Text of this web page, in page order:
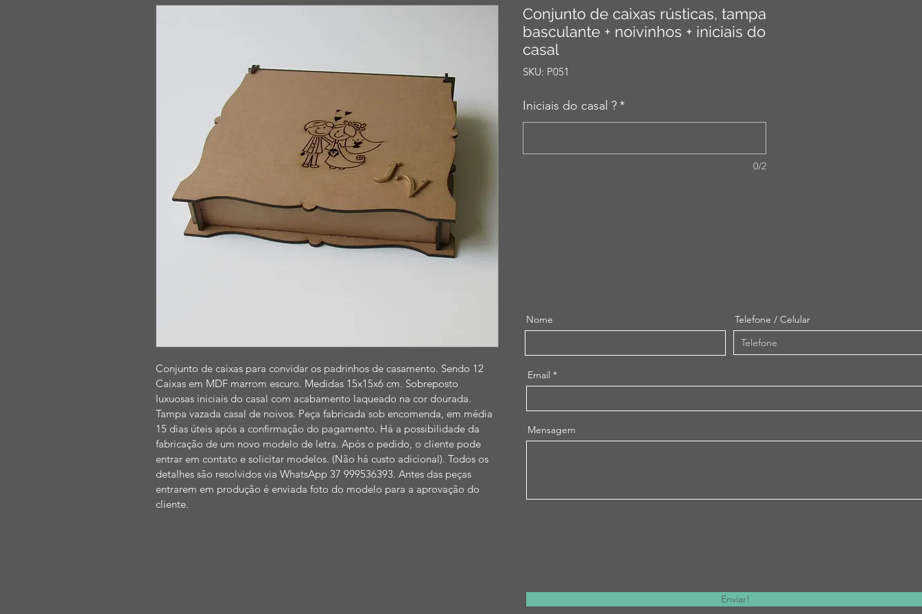
Nome Telefone / Celular
Email
Mensagem
Enviar!
Conjunto de caixas para convidar os padrinhos de casamento. Sendo 12
Caixas em MDF marrom escuro. Medidas 15x15x6 cm. Sobreposto
luxuosas iniciais do casal com acabamento laqueado na cor dourada.
Tampa vazada casal de noivos. Peça fabricada sob encomenda, em média
15 dias úteis após a confirmação do pagamento. Há a possibilidade da
fabricação de um novo modelo de letra. Após o pedido, o cliente pode
entrar em contato e solicitar modelos. (Não há custo adicional). Todos os
detalhes são resolvidos via WhatsApp 37 999536393. Antes das peças
entrarem em produção é enviada foto do modelo para a aprovação do
cliente.
Conjunto de caixas rústicas, tampa
basculante + noivinhos + iniciais do
casal
SKU: P051
Iniciais do casal ?*
0/2